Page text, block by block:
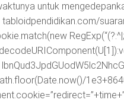
untuk